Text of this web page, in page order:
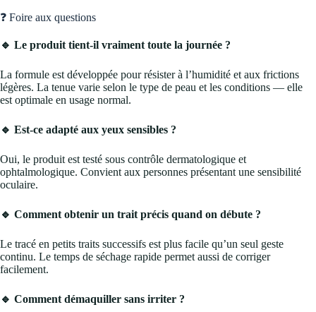
❓ Foire aux questions
🔹 Le produit tient-il vraiment toute la journée ?
La formule est développée pour résister à l’humidité et aux frictions
légères. La tenue varie selon le type de peau et les conditions — elle
est optimale en usage normal.
🔹 Est-ce adapté aux yeux sensibles ?
Oui, le produit est testé sous contrôle dermatologique et
ophtalmologique. Convient aux personnes présentant une sensibilité
oculaire.
🔹 Comment obtenir un trait précis quand on débute ?
Le tracé en petits traits successifs est plus facile qu’un seul geste
continu. Le temps de séchage rapide permet aussi de corriger
facilement.
🔹 Comment démaquiller sans irriter ?